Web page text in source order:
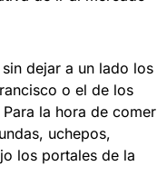
dejar a un lado los
o el de los
la hora de comer
uchepos,
los portales de la